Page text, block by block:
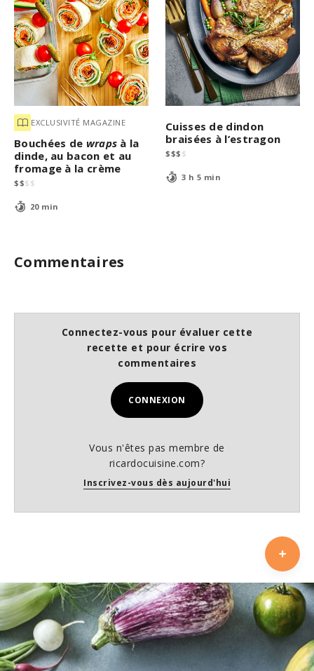
EXCLUSIVITÉ MAGAZINE
Bouchées de wraps à la
dinde, au bacon et au
fromage à la crème
$$$ $
20 min
Cuisses de dindon
braisées à l’estragon
$$$ $
3 h 5 min
Commentaires
Connectez-vous pour évaluer cette
recette et pour écrire vos
commentaires
CONNEXION
Vous n'êtes pas membre de
ricardocuisine.com?
Inscrivez-vous dès aujourd'hui